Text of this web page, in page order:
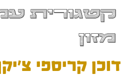
קטגורית
מזון
דוכן קריספי